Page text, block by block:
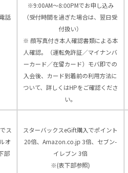
話
※9:00AM～8:00PMでお申し込み
（受付時間を過ぎた場合は、翌日受
付扱い）
※ 顔写真付き本人確認書類による本
人確認。（運転免許証／マイナンバ
ーカード／在留カード）モバ即での
入会後、カード到着前の利用方法に
ついて、詳しくはHPをご確認くださ
い。
ス
オ
部
スターバックスeGift購入でポイント
20倍、Amazon.co.jp 3倍、セブン-
イレブン 3倍
※(表下部参照)